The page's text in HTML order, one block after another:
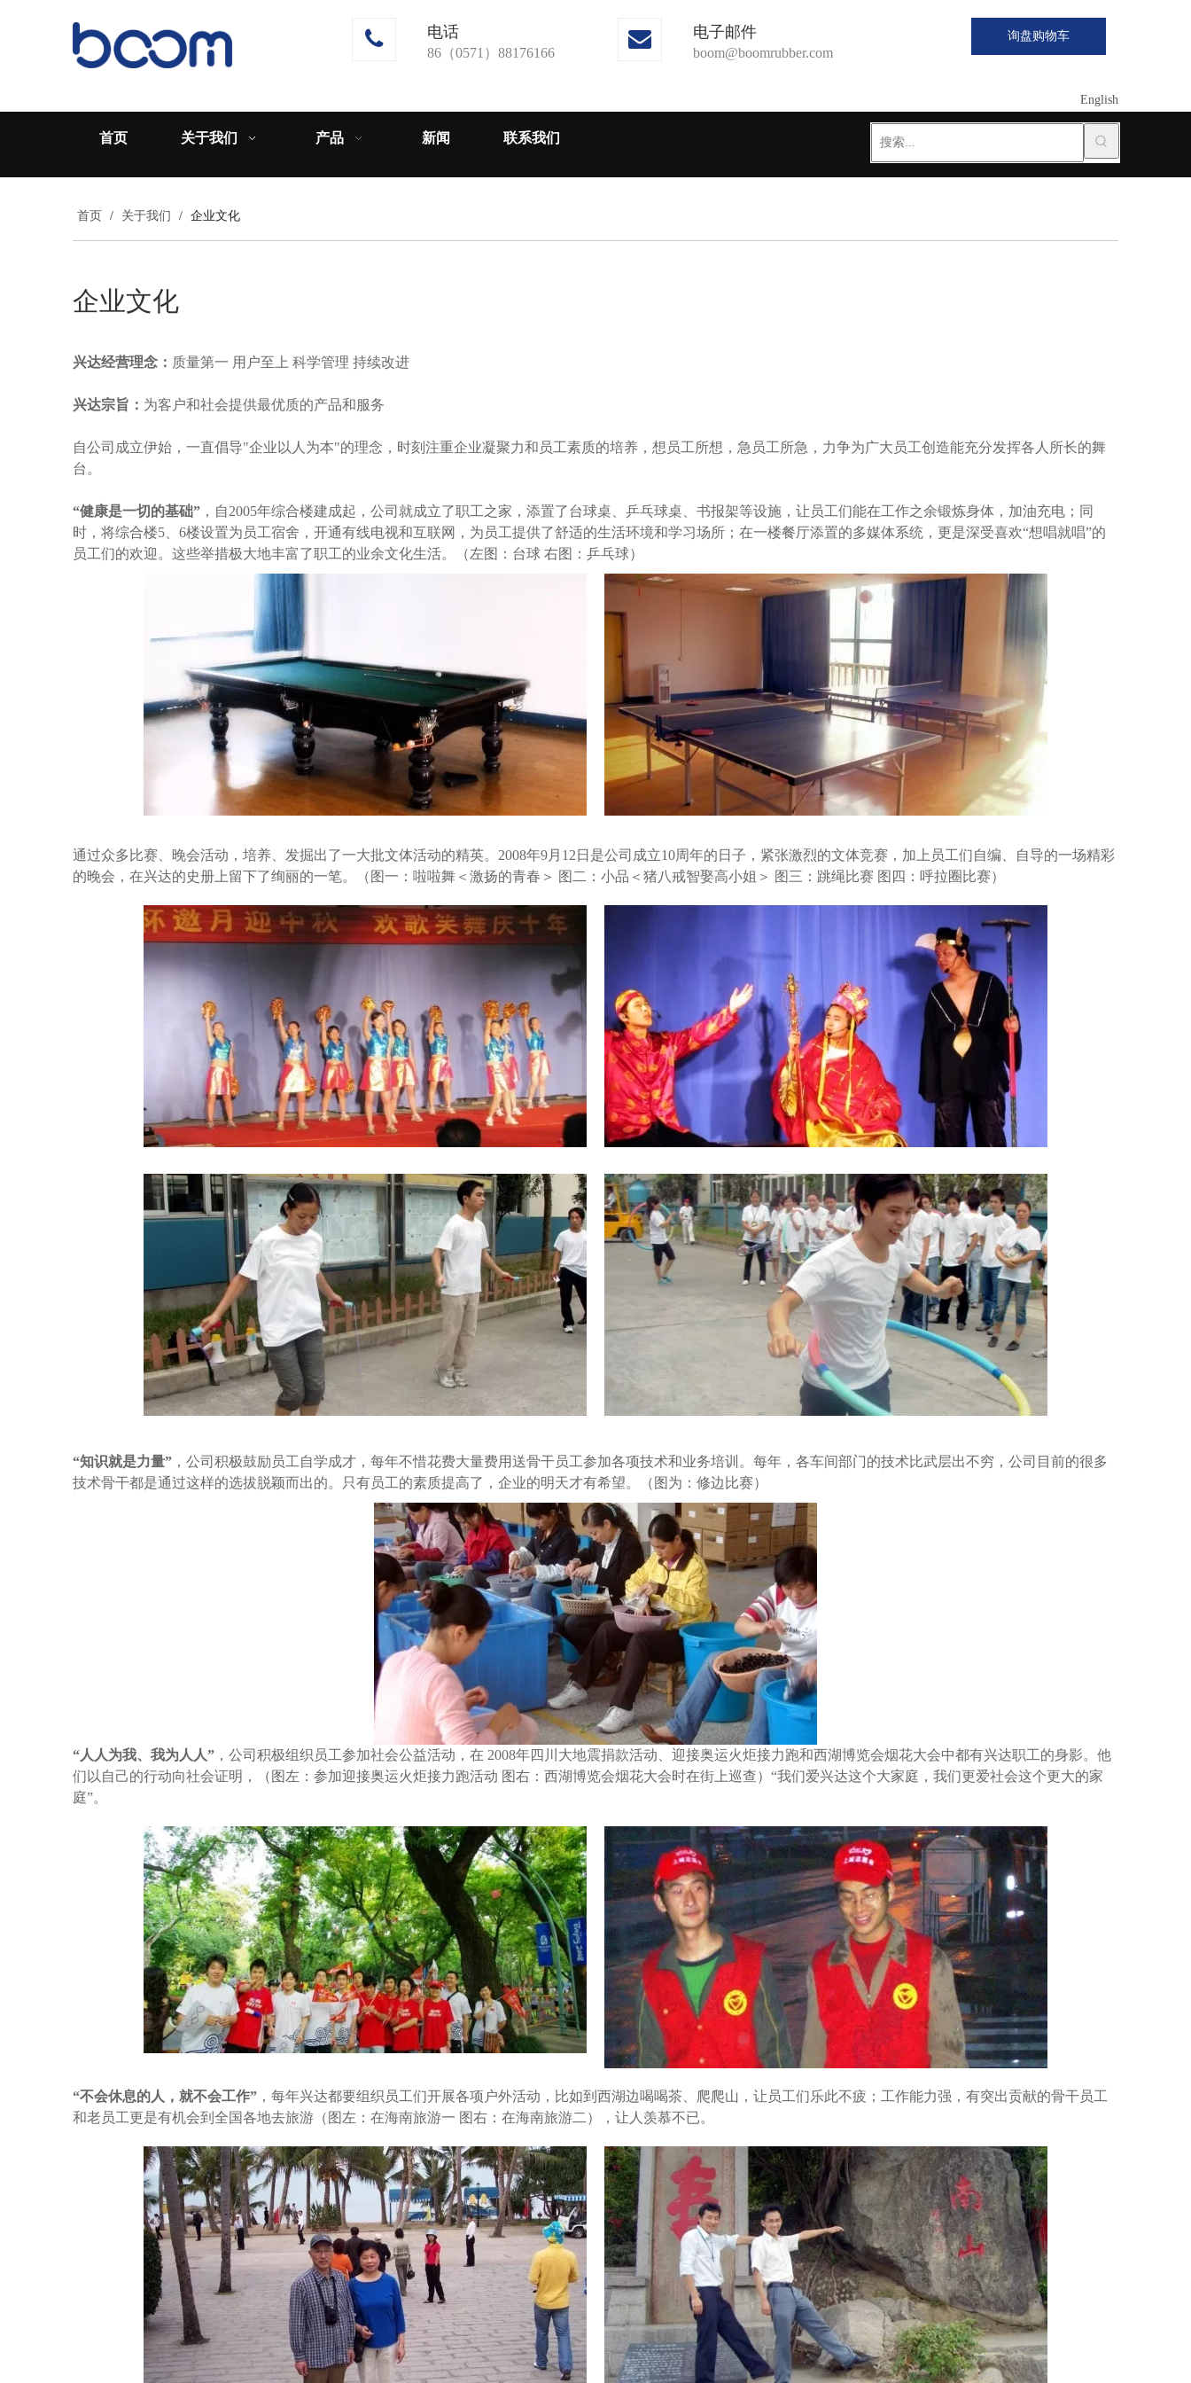
 电话
86（0571）88176166
 电子邮件
boom@boomrubber.com
询盘购物车
English
首页 关于我们 产品 新闻 联系我们
首页 / 关于我们 / 企业文化
企业文化
兴达经营理念： 质量第一 用户至上 科学管理 持续改进
兴达宗旨： 为客户和社会提供最优质的产品和服务
自公司成立伊始，一直倡导"企业以人为本"的理念，时刻注重企业凝聚力和员工素质的培养，想员工所想，急员工所急，力争为广大员工创造能充分发挥各人所长的舞
台。
“健康是一切的基础” ，自2005年综合楼建成起，公司就成立了职工之家，添置了台球桌、乒乓球桌、书报架等设施，让员工们能在工作之余锻炼身体，加油充电；同
时，将综合楼5、6楼设置为员工宿舍，开通有线电视和互联网，为员工提供了舒适的生活环境和学习场所；在一楼餐厅添置的多媒体系统，更是深受喜欢“想唱就唱”的
员工们的欢迎。这些举措极大地丰富了职工的业余文化生活。（左图：台球 右图：乒乓球）
通过众多比赛、晚会活动，培养、发掘出了一大批文体活动的精英。2008年9月12日是公司成立10周年的日子，紧张激烈的文体竞赛，加上员工们自编、自导的一场精彩
的晚会，在兴达的史册上留下了绚丽的一笔。（图一：啦啦舞＜激扬的青春＞ 图二：小品＜猪八戒智娶高小姐＞ 图三：跳绳比赛 图四：呼拉圈比赛）
“知识就是力量” ，公司积极鼓励员工自学成才，每年不惜花费大量费用送骨干员工参加各项技术和业务培训。每年，各车间部门的技术比武层出不穷，公司目前的很多
技术骨干都是通过这样的选拔脱颖而出的。只有员工的素质提高了，企业的明天才有希望。（图为：修边比赛）
“人人为我、我为人人” ，公司积极组织员工参加社会公益活动，在 2008年四川大地震捐款活动、迎接奥运火炬接力跑和西湖博览会烟花大会中都有兴达职工的身影。他
们以自己的行动向社会证明，（图左：参加迎接奥运火炬接力跑活动 图右：西湖博览会烟花大会时在街上巡查）“我们爱兴达这个大家庭，我们更爱社会这个更大的家
庭”。
“不会休息的人，就不会工作” ，每年兴达都要组织员工们开展各项户外活动，比如到西湖边喝喝茶、爬爬山，让员工们乐此不疲；工作能力强，有突出贡献的骨干员工
和老员工更是有机会到全国各地去旅游（图左：在海南旅游一 图右：在海南旅游二），让人羡慕不已。